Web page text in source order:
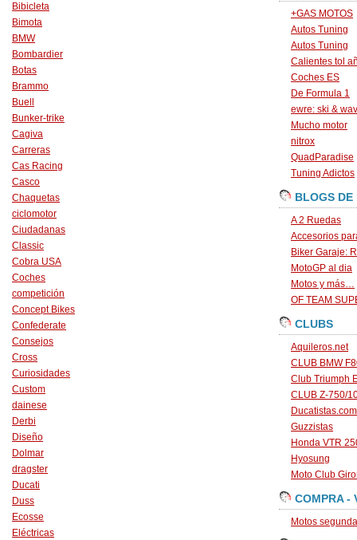
Bibicleta
Bimota
BMW
Bombardier
Botas
Brammo
Buell
Bunker-trike
Cagiva
Carreras
Cas Racing
Casco
Chaquetas
ciclomotor
Ciudadanas
Classic
Cobra USA
Coches
competición
Concept Bikes
Confederate
Consejos
Cross
Curiosidades
Custom
dainese
Derbi
Diseño
Dolmar
dragster
Ducati
Duss
Ecosse
Eléctricas
+GAS MOTOS
Autos Tuning
Autos Tuning
Calientes tol
Coches ES
De Formula 1
ewre: ski &
Mucho motor
nitrox
QuadParadise
Tuning Adictos
BLOGS DE
A 2 Ruedas
Accesorios
Biker Garaje:
MotoGP al dia
Motos y más…
OF TEAM
CLUBS
Aquileros.net
CLUB BMW
Club Triumph
CLUB Z-750/
Ducatistas.com
Guzzistas
Honda VTR
Hyosung
Moto Club
COMPRA -
Motos